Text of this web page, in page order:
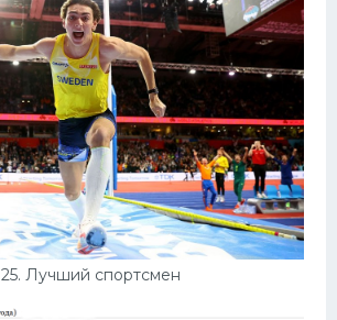
25. Лучший спортсмен